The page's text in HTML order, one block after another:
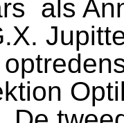
als